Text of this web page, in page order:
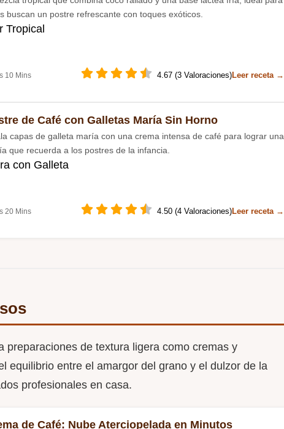
buscan un postre refrescante con toques exóticos.
Tropical
10 Mins 4.67 (3 Valoraciones)Leer receta →
de Café con Galletas María Sin Horno
capas de galleta maría con una crema intensa de café para lograr una
que recuerda a los postres de la infancia.
con Galleta
20 Mins 4.50 (4 Valoraciones)Leer receta →
preparaciones de textura ligera como cremas y
equilibrio entre el amargor del grano y el dulzor de la
profesionales en casa.
de Café: Nube Aterciopelada en Minutos